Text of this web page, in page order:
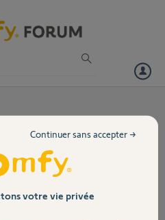
advanced par le
et que je veux entrer chez moi
réglé sur déclenchement
votre vie privée
Continuer sans accepter →